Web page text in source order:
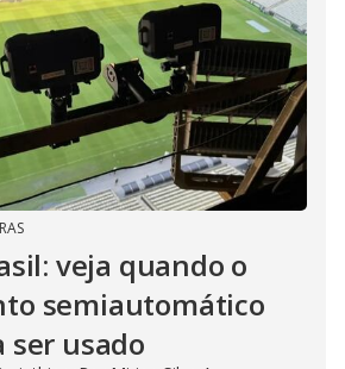
veja quando o
semiautomático
ser usado